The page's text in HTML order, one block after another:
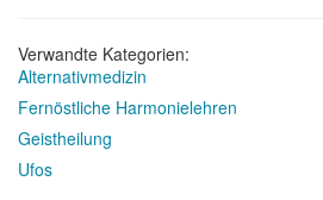
Verwandte Kategorien:
Alternativmedizin
Fernöstliche Harmonielehren
Geistheilung
Ufos